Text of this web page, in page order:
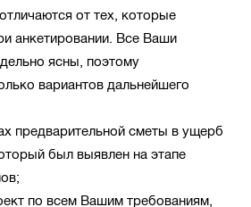
от тех, которые
анкетировании. Все Ваши
ясны, поэтому
вариантов дальнейшего
предварительной сметы в ущерб
был выявлен на этапе
по всем Вашим требованиям,